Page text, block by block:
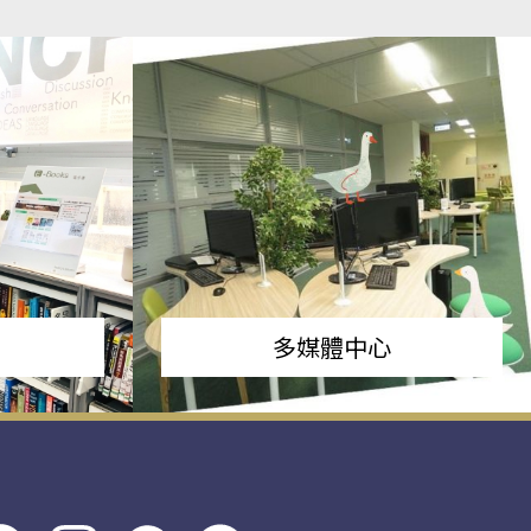
多媒體中心